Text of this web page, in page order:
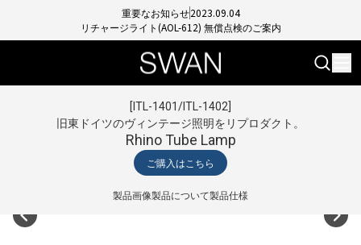
重要なお知らせ2023.09.04
リチャージライト(AOL-612) 無償点検のご案内
[ ITL-1401/ITL-1402
旧東ドイツのヴィンテージ照明をリプロダクト。
Rhino Tube Lamp
ご購入はこちら
製品画像製品について製品仕様